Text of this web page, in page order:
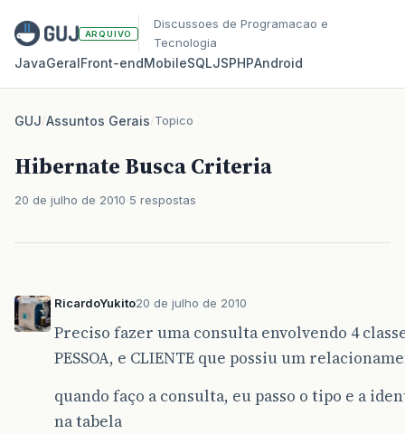
ARQUIVO
Discussoes de Programacao e
Tecnologia
JavaGeralFront‑endMobileSQLJSPHPAndroid
GUJ/Assuntos Gerais/Topico
Hibernate Busca Criteria
20 de julho de 2010 5 respostas
RicardoYukito20 de julho de 2010
Preciso fazer uma consulta envolvendo 4
PESSOA, e CLIENTE que possiu um
quando faço a consulta, eu passo o tipo e a
na tabela